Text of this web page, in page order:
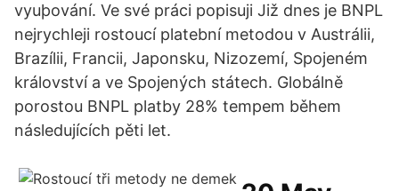
vyuþování. Ve své práci popisuji Již dnes je BNPL
nejrychleji rostoucí platební metodou v Austrálii,
Brazílii, Francii, Japonsku, Nizozemí, Spojeném
království a ve Spojených státech. Globálně
porostou BNPL platby 28% tempem během
následujících pěti let.